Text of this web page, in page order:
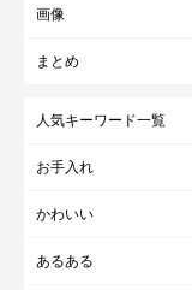
画像
まとめ
人気キーワード一覧
お手入れ
かわいい
あるある